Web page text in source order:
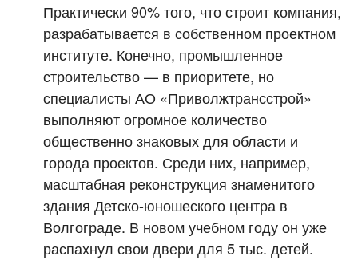
Практически 90% того, что строит компания,
разрабатывается в собственном проектном
институте. Конечно, промышленное
строительство — в приоритете, но
специалисты АО «Приволжтрансстрой»
выполняют огромное количество
общественно знаковых для области и
города проектов. Среди них, например,
масштабная реконструкция знаменитого
здания Детско-юношеского центра в
Волгограде. В новом учебном году он уже
распахнул свои двери для 5 тыс. детей.